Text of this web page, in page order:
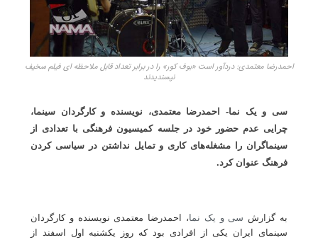
احمدرضا معتمدی: دردآور است «بوف کور» را در برابر تعداد قابل ملاحظه ای فیلم سخیف
نپسندیدند
سی و یک نما- احمدرضا معتمدی، نویسنده و کارگردان سینما،
چرایی عدم حضور خود در جلسه کمیسیون فرهنگی با تعدادی از
سینماگران را مشغله‌های کاری و تمایل نداشتن در سیاسی کردن
فرهنگ عنوان کرد.
به گزارش سی و یک نما، احمدرضا معتمدی نویسنده و کارگردان
سینمای ایران یکی از افرادی بود که روز یکشنبه اول اسفند از